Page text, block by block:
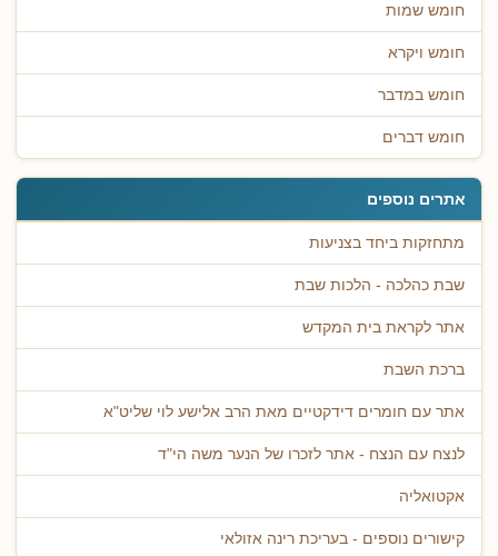
חומש שמות
חומש ויקרא
חומש במדבר
חומש דברים
אתרים נוספים
מתחזקות ביחד בצניעות
שבת כהלכה - הלכות שבת
אתר לקראת בית המקדש
ברכת השבת
אתר עם חומרים דידקטיים מאת הרב אלישע לוי שליט"א
לנצח עם הנצח - אתר לזכרו של הנער משה הי"ד
אקטואליה
קישורים נוספים - בעריכת רינה אזולאי